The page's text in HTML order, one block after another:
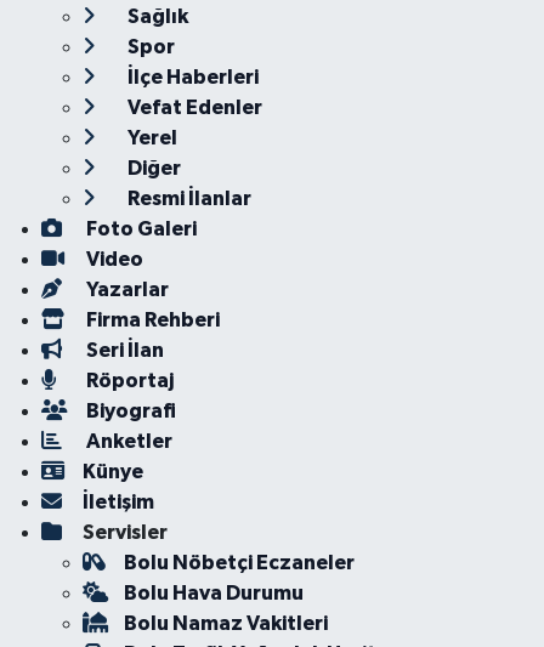
Sağlık
Spor
İlçe Haberleri
Vefat Edenler
Yerel
Diğer
Resmi İlanlar
Foto Galeri
Video
Yazarlar
Firma Rehberi
Seri İlan
Röportaj
Biyografi
Anketler
Künye
İletişim
Servisler
Bolu Nöbetçi Eczaneler
Bolu Hava Durumu
Bolu Namaz Vakitleri